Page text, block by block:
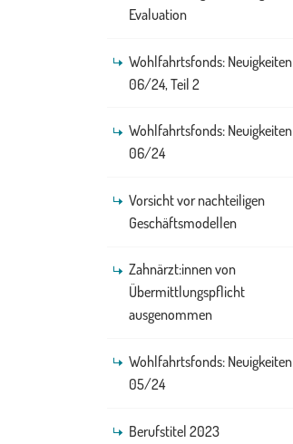
Evaluation
Wohlfahrtsfonds: Neuigkeiten
06/24, Teil 2
Wohlfahrtsfonds: Neuigkeiten
06/24
Vorsicht vor nachteiligen
Geschäftsmodellen
Zahnärzt:innen von
Übermittlungspflicht
ausgenommen
Wohlfahrtsfonds: Neuigkeiten
05/24
Berufstitel 2023